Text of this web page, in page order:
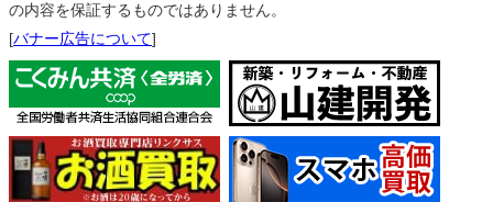
の内容を保証するものではありません。
[バナー広告について]